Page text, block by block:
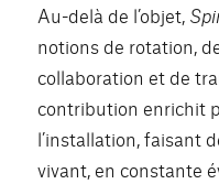
Au-delà de l’objet,
notions de rotation,
collaboration et de
contribution enrichit
l’installation, faisant
vivant, en constante